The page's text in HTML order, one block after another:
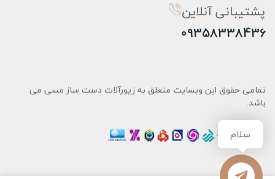
پشتیبانی آنلاین
09358338436
تمامی حقوق این وبسایت متعلق به زیورآلات دست ساز مسی می
باشد.
سلام